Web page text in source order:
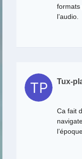
formats
l’audio.
Tux-
Ca fait